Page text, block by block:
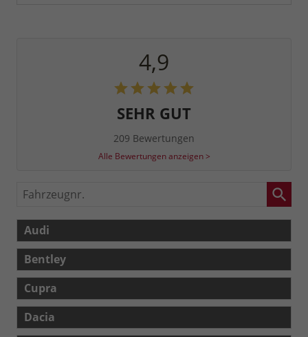
4,9
SEHR GUT
209 Bewertungen
Alle Bewertungen anzeigen >
Fahrzeugnr.
Audi
Bentley
Cupra
Dacia